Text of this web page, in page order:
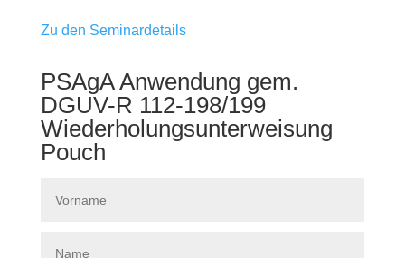
Zu den Seminardetails
PSAgA Anwendung gem.
DGUV-R 112-198/199
Wiederholungsunterweisung
Pouch